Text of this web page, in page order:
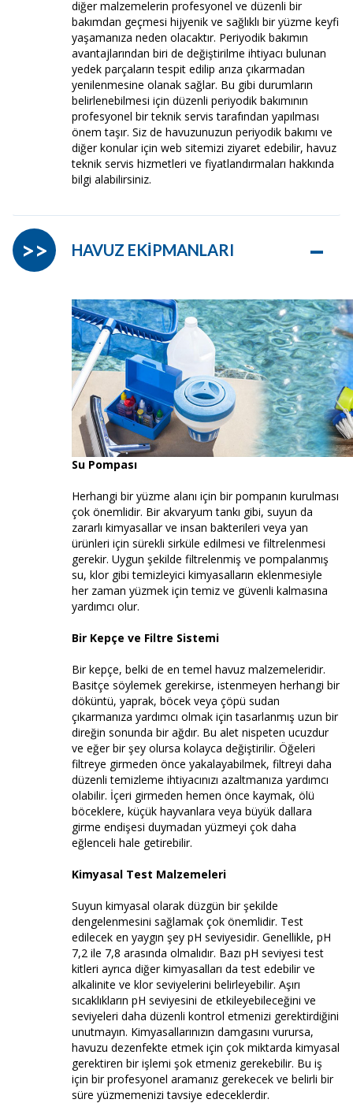
diğer malzemelerin profesyonel ve düzenli bir
bakımdan geçmesi hijyenik ve sağlıklı bir yüzme keyfi
yaşamanıza neden olacaktır. Periyodik bakımın
avantajlarından biri de değiştirilme ihtiyacı bulunan
yedek parçaların tespit edilip arıza çıkarmadan
yenilenmesine olanak sağlar. Bu gibi durumların
belirlenebilmesi için düzenli periyodik bakımının
profesyonel bir teknik servis tarafından yapılması
önem taşır. Siz de havuzunuzun periyodik bakımı ve
diğer konular için web sitemizi ziyaret edebilir, havuz
teknik servis hizmetleri ve fiyatlandırmaları hakkında
bilgi alabilirsiniz.
HAVUZ EKİPMANLARI –
>>
Su Pompası
Herhangi bir yüzme alanı için bir pompanın kurulması
çok önemlidir. Bir akvaryum tankı gibi, suyun da
zararlı kimyasallar ve insan bakterileri veya yan
ürünleri için sürekli sirküle edilmesi ve filtrelenmesi
gerekir. Uygun şekilde filtrelenmiş ve pompalanmış
su, klor gibi temizleyici kimyasalların eklenmesiyle
her zaman yüzmek için temiz ve güvenli kalmasına
yardımcı olur.
Bir Kepçe ve Filtre Sistemi
Bir kepçe, belki de en temel havuz malzemeleridir.
Basitçe söylemek gerekirse, istenmeyen herhangi bir
döküntü, yaprak, böcek veya çöpü sudan
çıkarmanıza yardımcı olmak için tasarlanmış uzun bir
direğin sonunda bir ağdır. Bu alet nispeten ucuzdur
ve eğer bir şey olursa kolayca değiştirilir. Öğeleri
filtreye girmeden önce yakalayabilmek, filtreyi daha
düzenli temizleme ihtiyacınızı azaltmanıza yardımcı
olabilir. İçeri girmeden hemen önce kaymak, ölü
böceklere, küçük hayvanlara veya büyük dallara
girme endişesi duymadan yüzmeyi çok daha
eğlenceli hale getirebilir.
Kimyasal Test Malzemeleri
Suyun kimyasal olarak düzgün bir şekilde
dengelenmesini sağlamak çok önemlidir. Test
edilecek en yaygın şey pH seviyesidir. Genellikle, pH
7,2 ile 7,8 arasında olmalıdır. Bazı pH seviyesi test
kitleri ayrıca diğer kimyasalları da test edebilir ve
alkalinite ve klor seviyelerini belirleyebilir. Aşırı
sıcaklıkların pH seviyesini de etkileyebileceğini ve
seviyeleri daha düzenli kontrol etmenizi gerektirdiğini
unutmayın. Kimyasallarınızın damgasını vurursa,
havuzu dezenfekte etmek için çok miktarda kimyasal
gerektiren bir işlemi şok etmeniz gerekebilir. Bu iş
için bir profesyonel aramanız gerekecek ve belirli bir
süre yüzmemenizi tavsiye edeceklerdir.